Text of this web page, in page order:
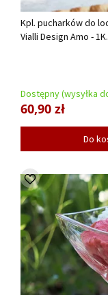
Kpl. pucharków do
Vialli Design Amo -
Dostępny (wysyłka
60,90 zł
Do